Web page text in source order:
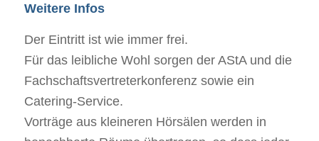
Weitere Infos
Der Eintritt ist wie immer frei.
Für das leibliche Wohl sorgen der AStA und die
Fachschaftsvertreterkonferenz sowie ein
Catering-Service.
Vorträge aus kleineren Hörsälen werden in